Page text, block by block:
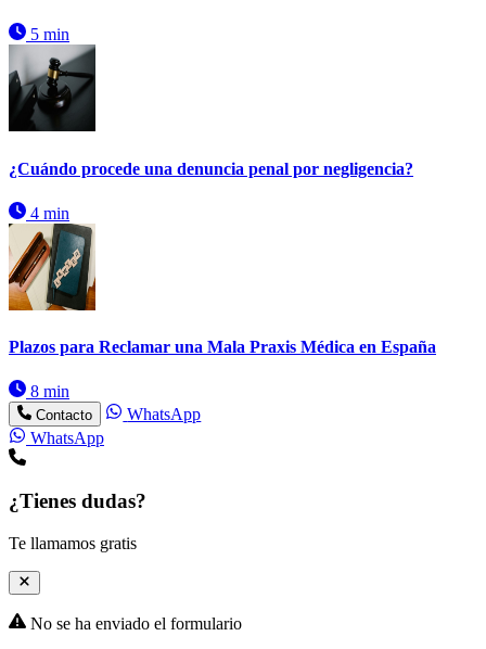
5 min
¿Cuándo procede una denuncia penal por negligencia?
4 min
Plazos para Reclamar una Mala Praxis Médica en España
8 min
Contacto
WhatsApp
WhatsApp
¿Tienes dudas?
Te llamamos gratis
No se ha enviado el formulario